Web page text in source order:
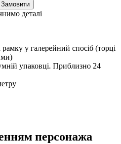
Замовити
деталі
у галерейний спосіб (торці
упаковці. Приблизно 24
персонажа